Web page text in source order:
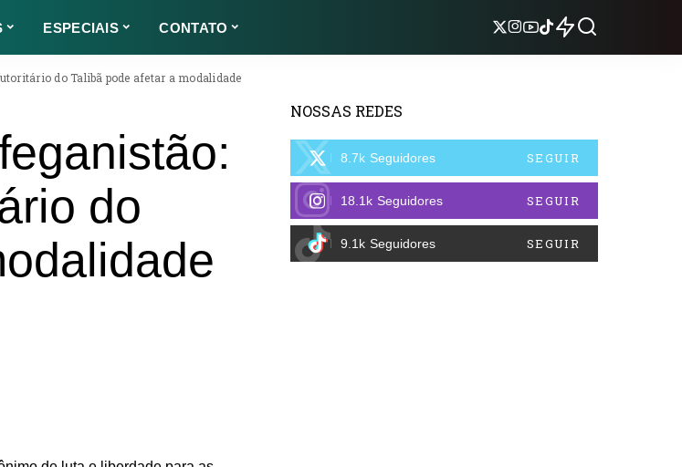
ESPECIAIS CONTATO
do Talibã pode afetar a modalidade
do
NOSSAS REDES
8.7k Seguidores SEGUIR
18.1k Seguidores SEGUIR
9.1k Seguidores SEGUIR